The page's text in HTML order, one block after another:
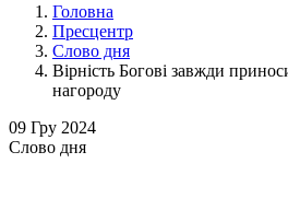
Головна
Пресцентр
Слово дня
Вірність Богові завжди
нагороду
09 Гру 2024
Слово дня